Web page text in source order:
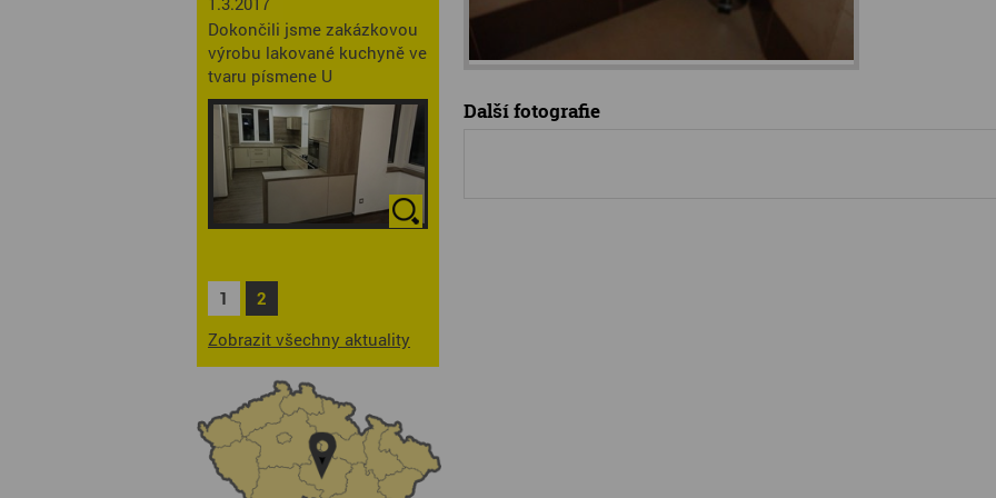
Dokončili jsme zakázkovou
výrobu lakované kuchyně ve
tvaru písmene U
1
2
Zobrazit všechny aktuality
Další fotografie